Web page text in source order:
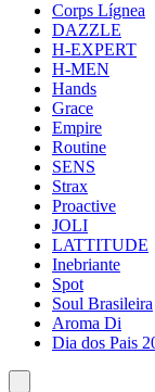
Corps Lígnea
DAZZLE
H-EXPERT
H-MEN
Hands
Grace
Empire
Routine
SENS
Strax
Proactive
JOLI
LATTITUDE
Inebriante
Spot
Soul Brasileira
Aroma Di
Dia dos Pais